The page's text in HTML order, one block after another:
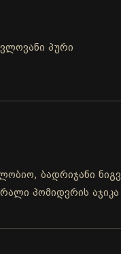
პური
ბადრიჯანი
პომიდვრის აჯიკა